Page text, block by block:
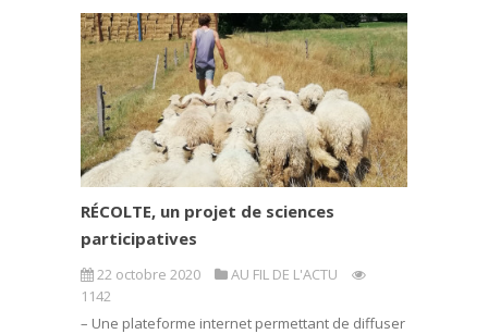
RÉCOLTE, un projet de sciences
participatives
22 octobre 2020
AU FIL DE L'ACTU
1142
– Une plateforme internet permettant de diffuser